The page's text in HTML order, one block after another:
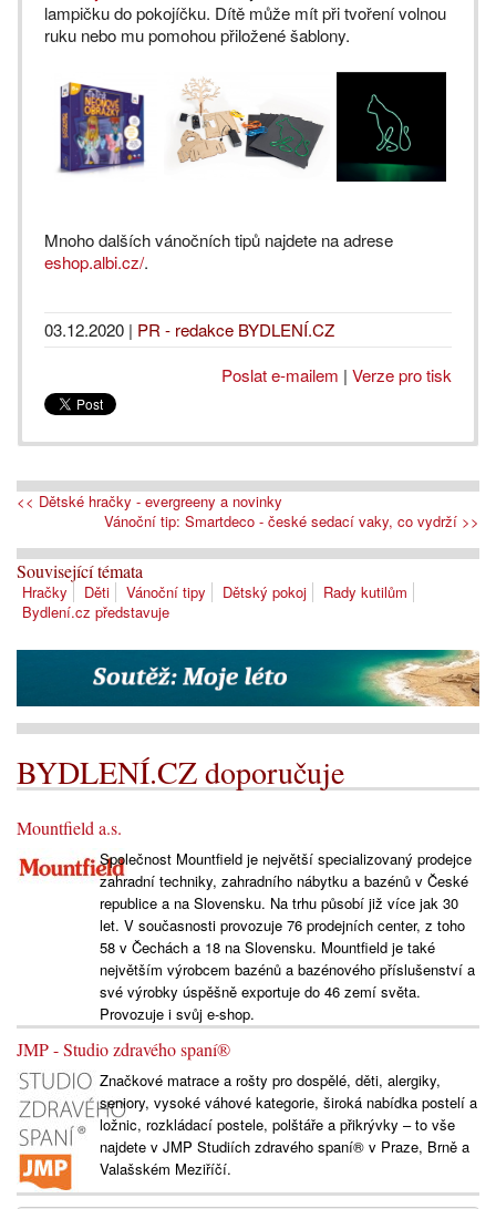
lampičku do pokojíčku. Dítě může mít při tvoření volnou
ruku nebo mu pomohou přiložené šablony.
Mnoho dalších vánočních tipů najdete na adrese
eshop.albi.cz/.
03.12.2020 | PR - redakce BYDLENÍ.CZ
Poslat e-mailem | Verze pro tisk
<< Dětské hračky - evergreeny a novinky
Vánoční tip: Smartdeco - české sedací vaky, co vydrží >>
Související témata
Hračky Děti Vánoční tipy Dětský pokoj
Rady kutilům
Bydlení.cz představuje
BYDLENÍ.CZ doporučuje
Mountfield a.s.
Společnost Mountfield je největší specializovaný prodejce
zahradní techniky, zahradního nábytku a bazénů v České
republice a na Slovensku. Na trhu působí již více jak 30
let. V současnosti provozuje 76 prodejních center, z toho
58 v Čechách a 18 na Slovensku. Mountfield je také
největším výrobcem bazénů a bazénového příslušenství a
své výrobky úspěšně exportuje do 46 zemí světa.
Provozuje i svůj e-shop.
JMP - Studio zdravého spaní®
Značkové matrace a rošty pro dospělé, děti, alergiky,
seniory, vysoké váhové kategorie, široká nabídka postelí a
ložnic, rozkládací postele, polštáře a přikrývky – to vše
najdete v JMP Studiích zdravého spaní® v Praze, Brně a
Valašském Meziříčí.